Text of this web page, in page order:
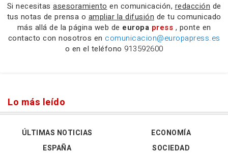
Si necesitas asesoramiento en comunicación, redacción de
tus notas de prensa o ampliar la difusión de tu comunicado
más allá de la página web de europa press , ponte en
contacto con nosotros en comunicacion@europapress.es
o en el teléfono 913592600
Lo más leído
ÚLTIMAS NOTICIAS
ESPAÑA
ECONOMÍA
SOCIEDAD